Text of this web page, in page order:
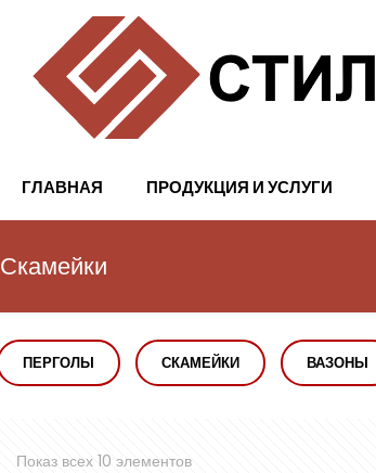
ГЛАВНАЯ ПРОДУКЦИЯ И УСЛУГИ
Скамейки
ПЕРГОЛЫ СКАМЕЙКИ ВАЗОНЫ
Показ всех 10 элементов